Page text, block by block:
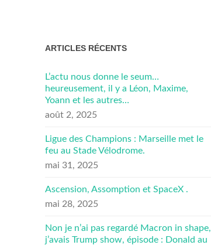
ARTICLES RÉCENTS
L’actu nous donne le seum…
heureusement, il y a Léon, Maxime,
Yoann et les autres…
août 2, 2025
Ligue des Champions : Marseille met le
feu au Stade Vélodrome.
mai 31, 2025
Ascension, Assomption et SpaceX .
mai 28, 2025
Non je n’ai pas regardé Macron in shape,
j’avais Trump show, épisode : Donald au